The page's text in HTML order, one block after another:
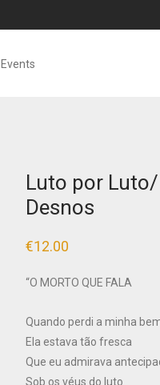
Events
Luto por
Desnos
€12.00
“O MORTO QUE FALA
Quando perdi a minha
Ela estava tão fresca
Que eu admirava
Sob os véus do luto